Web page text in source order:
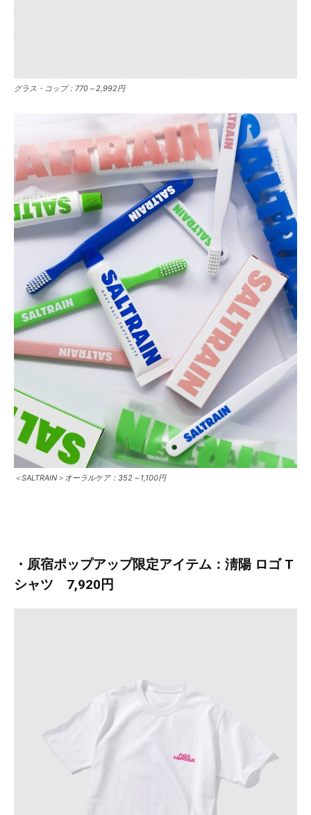
グラス・コップ：770～2,992円
＜SALTRAIN＞オーラルケア：352～1,100円
・原宿ポップアップ限定アイテム：淸陽 ロゴ T
シャツ 7,920円